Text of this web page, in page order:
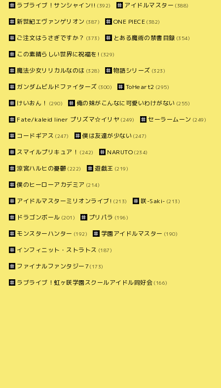
ラブライブ！サンシャイン!! (392) アイドルマスター (388)
新世紀エヴァンゲリオン (387) ONE PIECE (382)
ご注文はうさぎですか？ (373) とある魔術の禁書目録 (354)
この素晴らしい世界に祝福を! (329)
魔法少女リリカルなのは (328) 物語シリーズ (323)
ガンダムビルドファイターズ (300) ToHeart2 (295)
けいおん！ (290) 俺の妹がこんなに可愛いわけがない (255)
Fate/kaleid liner プリズマ☆イリヤ (249) セーラームーン (249)
コードギアス (247) 僕は友達が少ない (247)
スマイルプリキュア！ (242) NARUTO (234)
涼宮ハルヒの憂鬱 (222) 遊戯王 (219)
僕のヒーローアカデミア (214)
アイドルマスターミリオンライブ! (213) 咲-Saki- (213)
ドラゴンボール (201) プリパラ (196)
モンスターハンター (192) 学園アイドルマスター (190)
インフィニット・ストラトス (187)
ファイナルファンタジー7 (173)
ラブライブ！虹ヶ咲学園スクールアイドル同好会 (166)